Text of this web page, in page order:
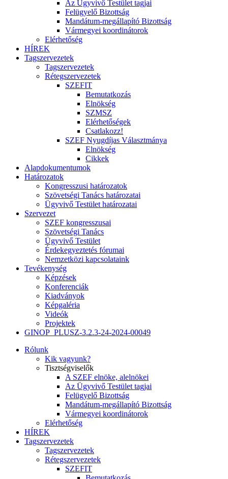
Az Ügyvivő Testület tagjai
Felügyelő Bizottság
Mandátum-megállapító Bizottság
Vármegyei koordinátorok
Elérhetőség
HÍREK
Tagszervezetek
Tagszervezetek
Rétegszervezetek
SZEFIT
Bemutatkozás
Elnökség
SZMSZ
Elérhetőségek
Csatlakozz!
SZEF Nyugdíjas Választmánya
Elnökség
Cikkek
Alapdokumentumok
Határozatok
Kongresszusi határozatok
Szövetségi Tanács határozatai
Ügyvivő Testület határozatai
Szervezet
SZEF kongresszusai
Szövetségi Tanács
Ügyvivő Testület
Érdekegyeztetés fórumai
Nemzetközi kapcsolataink
Tevékenység
Képzések
Konferenciák
Kiadványok
Képgaléria
Videók
Projektek
GINOP_PLUSZ-3.2.3-24-2024-00049
Rólunk
Kik vagyunk?
Tisztségviselők
A SZEF elnöke, alelnökei
Az Ügyvivő Testület tagjai
Felügyelő Bizottság
Mandátum-megállapító Bizottság
Vármegyei koordinátorok
Elérhetőség
HÍREK
Tagszervezetek
Tagszervezetek
Rétegszervezetek
SZEFIT